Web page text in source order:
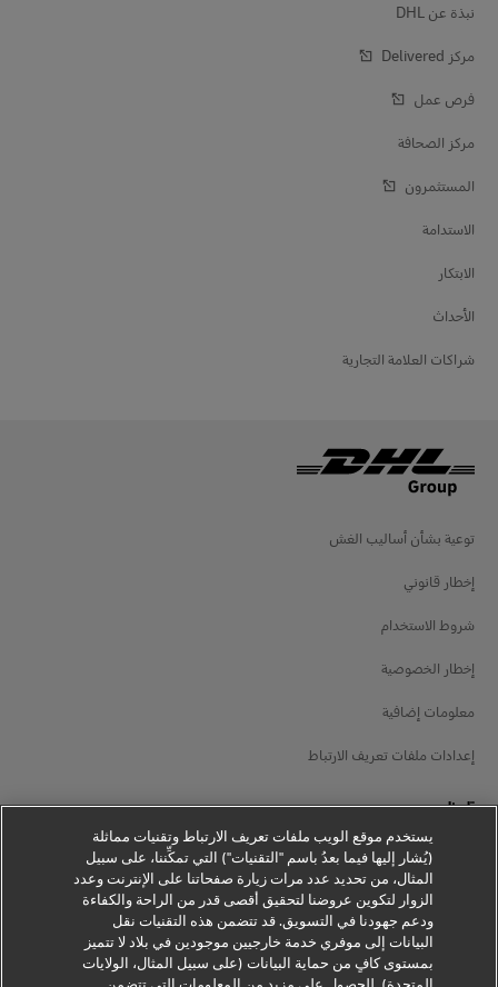
نبذة عن DHL
مركز Delivered‎
فرص عمل
مركز الصحافة
المستثمرون
الاستدامة
الابتكار
الأحداث
شراكات العلامة التجارية
توعية بشأن أساليب الغش
إخطار قانوني
شروط الاستخدام
إخطار الخصوصية
معلومات إضافية
إعدادات ملفات تعريف الارتباط
تابعنا
2026 © - جميع الحقوق محفوظة
يستخدم موقع الويب ملفات تعريف الارتباط وتقنيات مماثلة
(يُشار إليها فيما بعدُ باسم "التقنيات") التي تمكِّننا، على سبيل
المثال، من تحديد عدد مرات زيارة صفحاتنا على الإنترنت وعدد
الزوار لتكوين عروضنا لتحقيق أقصى قدر من الراحة والكفاءة
ودعم جهودنا في التسويق. قد تتضمن هذه التقنيات نقل
البيانات إلى موفري خدمة خارجيين موجودين في بلاد لا تتميز
بمستوى كافٍ من حماية البيانات (على سبيل المثال، الولايات